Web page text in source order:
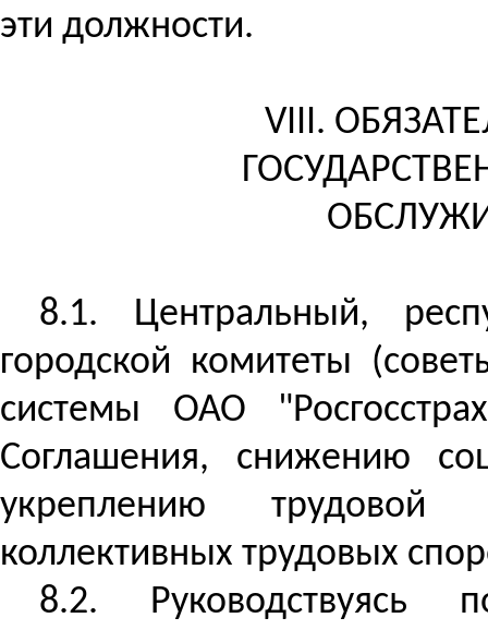
эти должности.
VIII.
8.1. Центральный,
городской комитеты
системы ОАО
Соглашения, снижению
укреплению трудовой
коллективных трудовых
8.2. Руководствуясь